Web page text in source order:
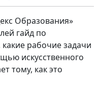
Образования»
гайд по
рабочие задачи
искусственного
тому, как это